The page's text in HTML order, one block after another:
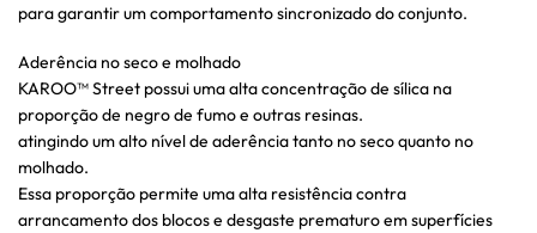
para garantir um comportamento sincronizado do conjunto.
Aderência no seco e molhado
KAROO™ Street possui uma alta concentração de sílica na
proporção de negro de fumo e outras resinas.
atingindo um alto nível de aderência tanto no seco quanto no
molhado.
Essa proporção permite uma alta resistência contra
arrancamento dos blocos e desgaste prematuro em superfícies